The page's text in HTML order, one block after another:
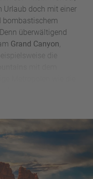
Urlaub doch mit einer
bombastischem
überwältigend
Grand Canyon
die
Metropolen wie die
Weite des
machen USA Reisen
Schmelztiegel-
ganz zu